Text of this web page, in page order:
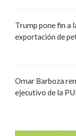
Trump pone fin a
exportación de
Omar Barboza
ejecutivo de la